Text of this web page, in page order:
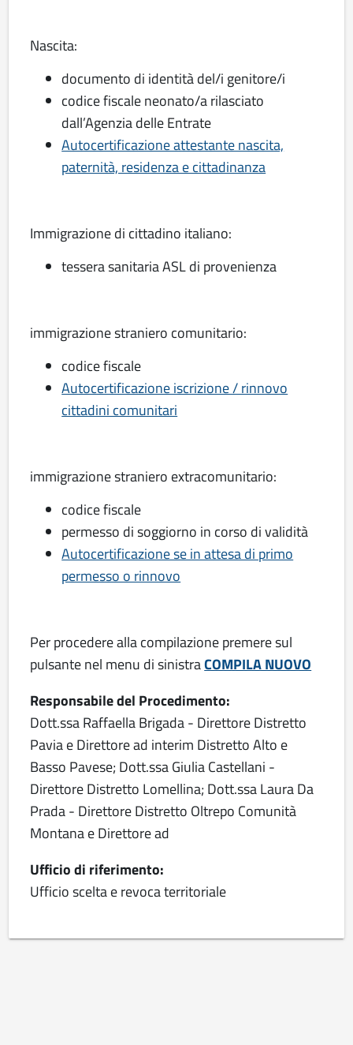
Nascita:
documento di identità del/i genitore/i
codice fiscale neonato/a rilasciato
dall’Agenzia delle Entrate
Autocertificazione attestante nascita,
paternità, residenza e cittadinanza
Immigrazione di cittadino italiano:
tessera sanitaria ASL di provenienza
immigrazione straniero comunitario:
codice fiscale
Autocertificazione iscrizione / rinnovo
cittadini comunitari
immigrazione straniero extracomunitario:
codice fiscale
permesso di soggiorno in corso di validità
Autocertificazione se in attesa di primo
permesso o rinnovo
Per procedere alla compilazione premere sul
pulsante nel menu di sinistraCOMPILA NUOVO
Responsabile del Procedimento:
Dott.ssa Raffaella Brigada - Direttore Distretto
Pavia e Direttore ad interim Distretto Alto e
Basso Pavese; Dott.ssa Giulia Castellani -
Direttore Distretto Lomellina; Dott.ssa Laura Da
Prada - Direttore Distretto Oltrepo Comunità
Montana e Direttore ad
Ufficio di riferimento:
Ufficio scelta e revoca territoriale